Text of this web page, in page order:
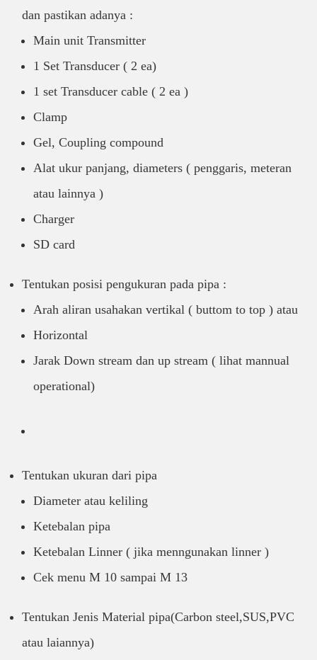
dan pastikan adanya :
Main unit Transmitter
1 Set Transducer ( 2 ea)
1 set Transducer cable ( 2 ea )
Clamp
Gel, Coupling compound
Alat ukur panjang, diameters ( penggaris, meteran
atau lainnya )
Charger
SD card
Tentukan posisi pengukuran pada pipa :
Arah aliran usahakan vertikal ( buttom to top ) atau
Horizontal
Jarak Down stream dan up stream ( lihat mannual
operational)
Tentukan ukuran dari pipa
Diameter atau keliling
Ketebalan pipa
Ketebalan Linner ( jika menngunakan linner )
Cek menu M 10 sampai M 13
Tentukan Jenis Material pipa(Carbon steel,SUS,PVC
atau laiannya)